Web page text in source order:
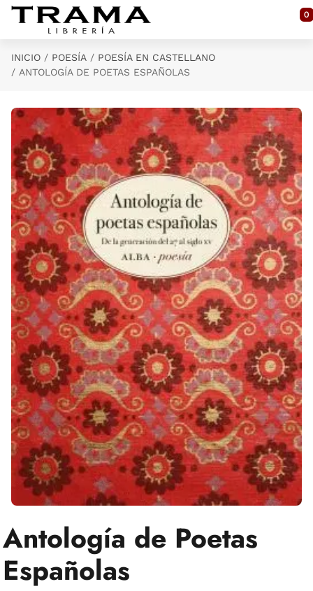
Saltar al contenido principal
0
INICIO POESÍA
POESÍA EN CASTELLANO
ANTOLOGÍA DE POETAS ESPAÑOLAS
Antología de Poetas
Españolas